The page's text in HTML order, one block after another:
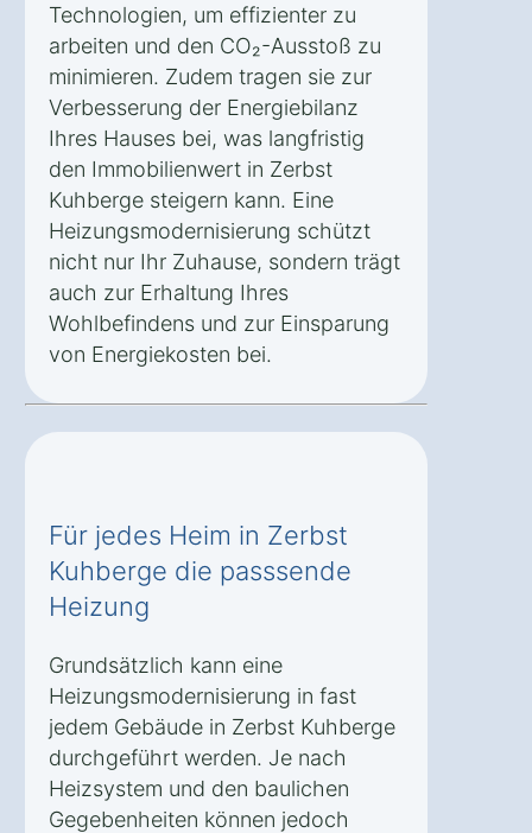
Technologien, um effizienter zu
arbeiten und den CO₂-Ausstoß zu
minimieren. Zudem tragen sie zur
Verbesserung der Energiebilanz
Ihres Hauses bei, was langfristig
den Immobilienwert in Zerbst
Kuhberge steigern kann. Eine
Heizungsmodernisierung schützt
nicht nur Ihr Zuhause, sondern trägt
auch zur Erhaltung Ihres
Wohlbefindens und zur Einsparung
von Energiekosten bei.
Für jedes Heim in Zerbst
Kuhberge die passsende
Heizung
Grundsätzlich kann eine
Heizungsmodernisierung in fast
jedem Gebäude in Zerbst Kuhberge
durchgeführt werden. Je nach
Heizsystem und den baulichen
Gegebenheiten können jedoch